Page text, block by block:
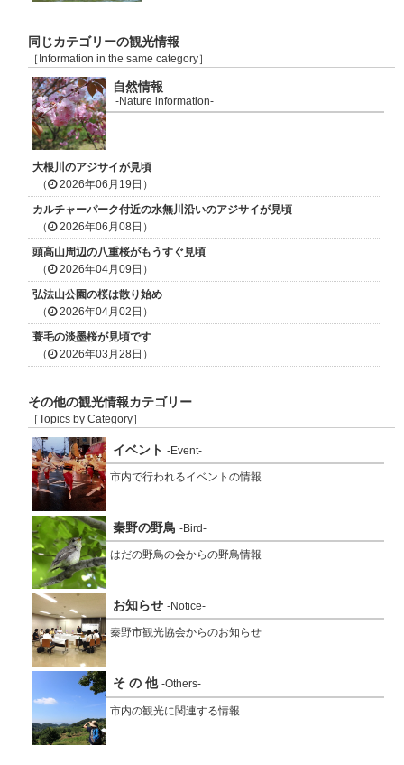
同じカテゴリーの観光情報
［Information in the same category］
自然情報
-Nature information-
大根川のアジサイが見頃
（
2026年06月19日）
カルチャーパーク付近の水無川沿いのアジサイが見頃
（
2026年06月08日）
頭高山周辺の八重桜がもうすぐ見頃
（
2026年04月09日）
弘法山公園の桜は散り始め
（
2026年04月02日）
蓑毛の淡墨桜が見頃です
（
2026年03月28日）
その他の観光情報カテゴリー
［Topics by Category］
イベント -Event-
市内で行われるイベントの情報
秦野の野鳥 -Bird-
はだの野鳥の会からの野鳥情報
お知らせ -Notice-
秦野市観光協会からのお知らせ
そ の 他 -Others-
市内の観光に関連する情報